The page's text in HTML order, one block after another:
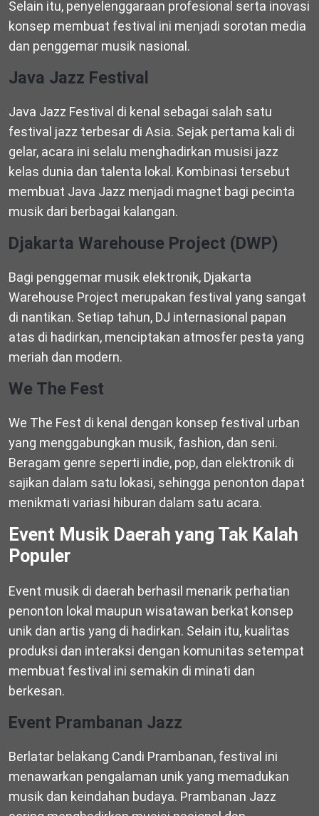
Selain itu, penyelenggaraan profesional serta inovasi
konsep membuat festival ini menjadi sorotan media
dan penggemar musik nasional.
Java Jazz Festival
Java Jazz Festival di kenal sebagai salah satu
festival jazz terbesar di Asia. Sejak pertama kali di
gelar, acara ini selalu menghadirkan musisi jazz
kelas dunia dan talenta lokal. Kombinasi tersebut
membuat Java Jazz menjadi magnet bagi pecinta
musik dari berbagai kalangan.
Djakarta Warehouse Project (DWP)
Bagi penggemar musik elektronik, Djakarta
Warehouse Project merupakan festival yang sangat
di nantikan. Setiap tahun, DJ internasional papan
atas di hadirkan, menciptakan atmosfer pesta yang
meriah dan modern.
We The Fest
We The Fest di kenal dengan konsep festival urban
yang menggabungkan musik, fashion, dan seni.
Beragam genre seperti indie, pop, dan elektronik di
sajikan dalam satu lokasi, sehingga penonton dapat
menikmati variasi hiburan dalam satu acara.
Event Musik Daerah yang Tak Kalah
Populer
Event musik di daerah berhasil menarik perhatian
penonton lokal maupun wisatawan berkat konsep
unik dan artis yang di hadirkan. Selain itu, kualitas
produksi dan interaksi dengan komunitas setempat
membuat festival ini semakin di minati dan
berkesan.
Event Prambanan Jazz
Berlatar belakang Candi Prambanan, festival ini
menawarkan pengalaman unik yang memadukan
musik dan keindahan budaya. Prambanan Jazz